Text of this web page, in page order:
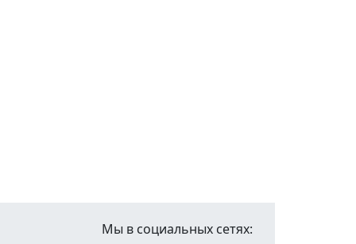
Мы в социальных сетях: